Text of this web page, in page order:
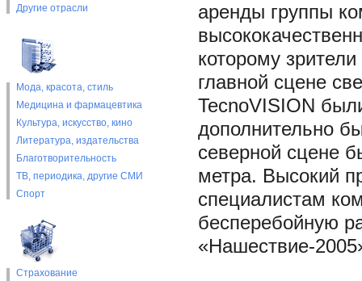
Другие отрасли
Мода, красота, стиль
Медицина и фармацевтика
Культура, искусство, кино
Литература, издательства
Благотворительность
ТВ, периодика, другие СМИ
Спорт
Страхование
аренды группы
которому
главной сцене
TecnoVISION
дополнительно
северной сцене
метра. Высокий
специалистам
бесперебойную
«Нашествие-